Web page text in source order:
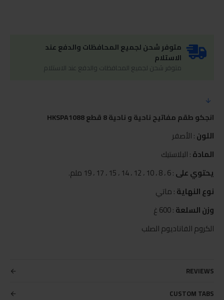
متوفر شحن لجميع المحافظات والدفع عند
الاستلام
متوفر شحن لجميع المحافظات والدفع عند الاستلام
انجكو طقم مفاتيح ناحية و ناحية 8 قطع HKSPA1088
اللون: الأصفر
المادة: البلاستيك
يحتوي على: 6 ، 8 ، 10 ، 12 ، 14 ، 15 ، 17 ، 19 ملم.
نوع النهاية: ماتي
وزن السلعة: 600 غ
الكروم الفاناديوم الصلب
REVIEWS
CUSTOM TABS